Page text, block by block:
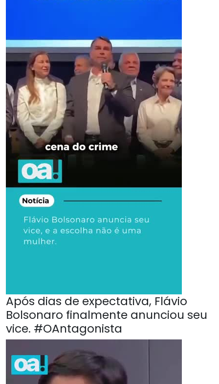
Após dias de expectativa, Flávio
Bolsonaro finalmente anunciou seu
vice. #OAntagonista